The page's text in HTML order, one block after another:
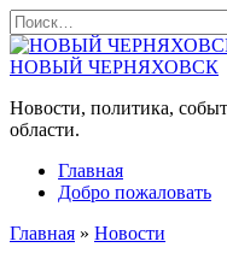
Перейти
к
содержанию
Search
for:
НОВЫЙ ЧЕРНЯХОВСК
Новости, политика,
области.
Главная
Добро пожаловать
Главная » Новости